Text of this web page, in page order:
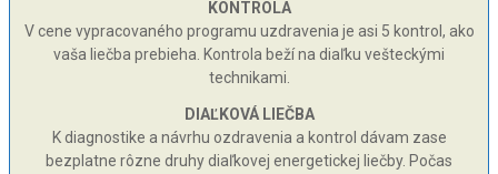
KONTROLA
V cene vypracovaného programu uzdravenia je asi 5 kontrol, ako
vaša liečba prebieha. Kontrola beží na diaľku vešteckými
technikami.
DIAĽKOVÁ LIEČBA
K diagnostike a návrhu ozdravenia a kontrol dávam zase
bezplatne rôzne druhy diaľkovej energetickej liečby. Počas